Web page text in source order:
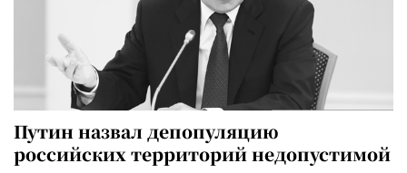
Путин назвал депопуляцию
российских территорий недопустимой